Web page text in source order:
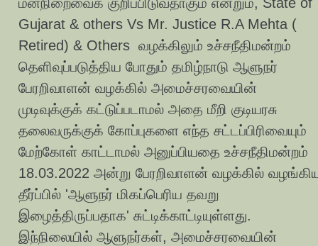
மனநிறைவைக் குறிப்பிடுவதாகும் என்றும், State of
Gujarat & others Vs Mr. Justice R.A Mehta (
Retired) & Others வழக்கிலும் உச்சநீதிமன்றம்
தெளிவுப்படுத்திய போதும் தமிழ்நாடு ஆளுநர்
பேரறிவாளன் வழக்கில் அமைச்சரவையின்
முடிவுக்குக் கட்டுப்படாமல் அதை மீறி குடியரசு
தலைவருக்குக் கோப்புகளை எந்த சட்டப்பிரிவையும்
மேற்கோள் காட்டாமல் அனுப்பியதை உச்சநீதிமன்றம்
18.03.2022 அன்று பேரறிவாளன் வழக்கில்
தீர்ப்பில் 'ஆளுநர் மிகப்பெரிய தவறு
இழைத்திருப்பதாக' சுட்டிக்காட்டியுள்ளது.
இந்நிலையில் ஆளுநர்கள், அமைச்சரவையின்